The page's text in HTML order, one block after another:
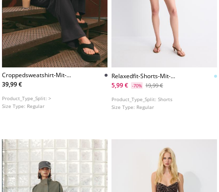
Croppedsweatshirt-Mit-
Stehkragen
39,99 €
Product_Type_Split:>
Size Type: Regular
Relaxedfit-Shorts-Mit-
Metallisiertem-Garn
5,99 € -70% 19,99 €
Product_Type_Split:Shorts
Size Type: Regular